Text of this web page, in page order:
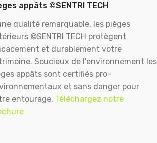
appâts ©SENTRI TECH
qualité remarquable, les pièges
©SENTRI TECH protègent
et durablement votre
Soucieux de l'environnement les
appâts sont certifiés pro-
et sans danger pour
entourage. Téléchargez notre